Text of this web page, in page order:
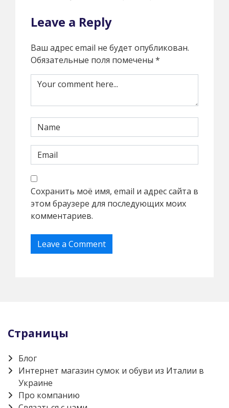
Leave a Reply
Ваш адрес email не будет опубликован.
Обязательные поля помечены *
Сохранить моё имя, email и адрес сайта в
этом браузере для последующих моих
комментариев.
Страницы
Блог
Интернет магазин сумок и обуви из Италии в
Украине
Про компанию